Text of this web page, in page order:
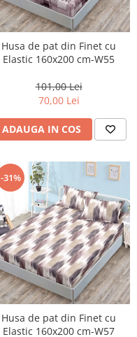
Husa de pat din Finet cu
Elastic 160x200 cm-W55
101,00 Lei
70,00 Lei
ADAUGA IN COS
-31%
Husa de pat din Finet cu
Elastic 160x200 cm-W57